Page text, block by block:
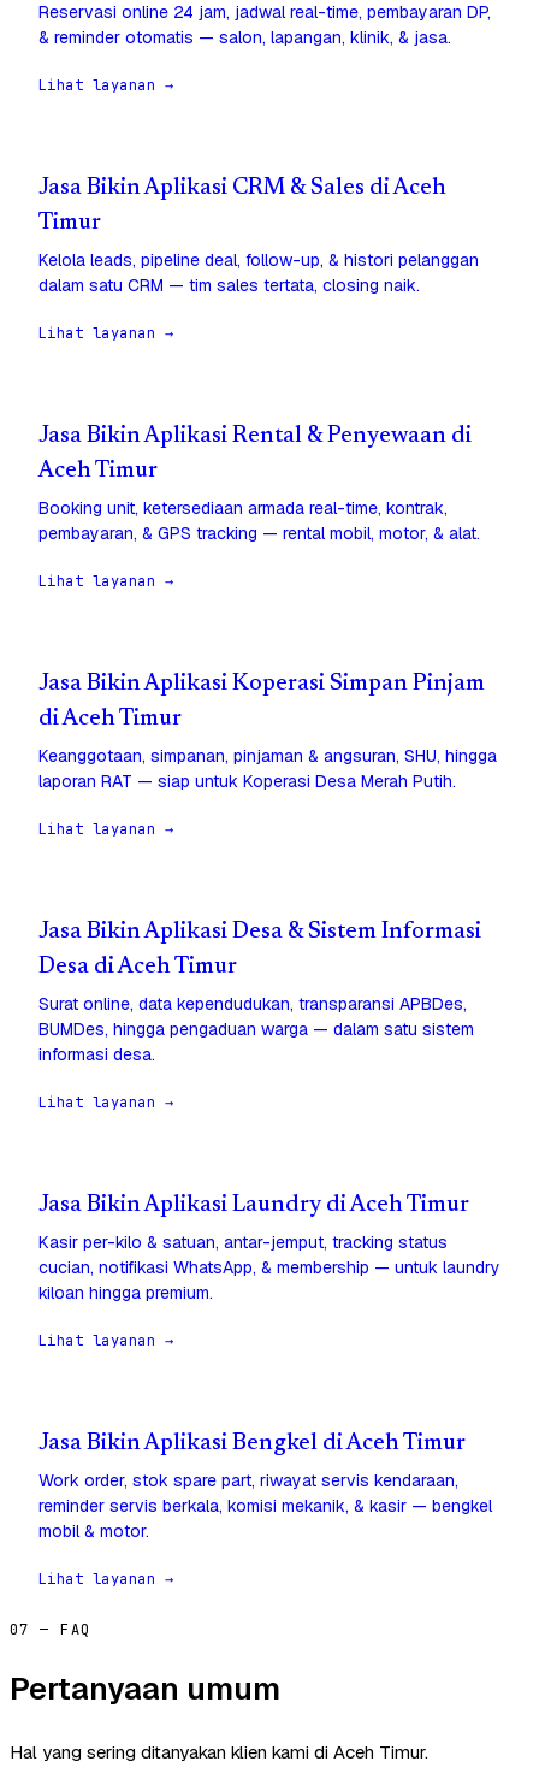
Reservasi online 24 jam, jadwal real-time, pembayaran DP,
& reminder otomatis — salon, lapangan, klinik, & jasa.
Lihat layanan →
Jasa Bikin Aplikasi CRM & Sales di Aceh
Timur
Kelola leads, pipeline deal, follow-up, & histori pelanggan
dalam satu CRM — tim sales tertata, closing naik.
Lihat layanan →
Jasa Bikin Aplikasi Rental & Penyewaan di
Aceh Timur
Booking unit, ketersediaan armada real-time, kontrak,
pembayaran, & GPS tracking — rental mobil, motor, & alat.
Lihat layanan →
Jasa Bikin Aplikasi Koperasi Simpan Pinjam
di Aceh Timur
Keanggotaan, simpanan, pinjaman & angsuran, SHU, hingga
laporan RAT — siap untuk Koperasi Desa Merah Putih.
Lihat layanan →
Jasa Bikin Aplikasi Desa & Sistem Informasi
Desa di Aceh Timur
Surat online, data kependudukan, transparansi APBDes,
BUMDes, hingga pengaduan warga — dalam satu sistem
informasi desa.
Lihat layanan →
Jasa Bikin Aplikasi Laundry di Aceh Timur
Kasir per-kilo & satuan, antar-jemput, tracking status
cucian, notifikasi WhatsApp, & membership — untuk laundry
kiloan hingga premium.
Lihat layanan →
Jasa Bikin Aplikasi Bengkel di Aceh Timur
Work order, stok spare part, riwayat servis kendaraan,
reminder servis berkala, komisi mekanik, & kasir — bengkel
mobil & motor.
Lihat layanan →
07 — FAQ
Pertanyaan umum
Hal yang sering ditanyakan klien kami di Aceh Timur.